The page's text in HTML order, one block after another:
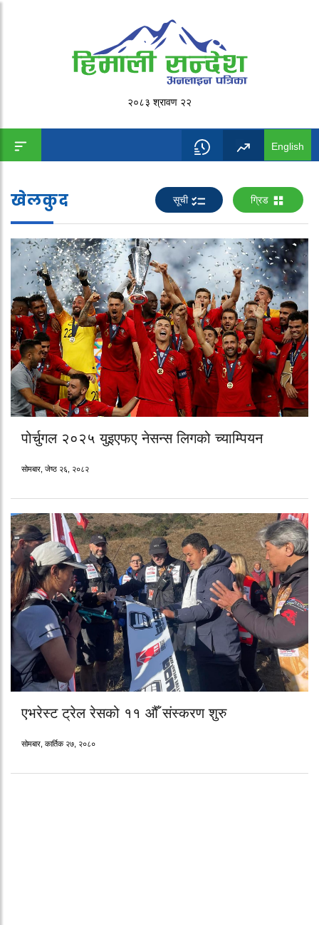
२०८३ श्रावण २२
English
खेलकुद सूची ग्रिड
पोर्चुगल २०२५ युइएफए नेसन्स लिगको च्याम्पियन
सोमबार, जेष्ठ २६, २०८२
एभरेस्ट ट्रेल रेसको ११ औँ संस्करण शुरु
सोमबार, कार्तिक २७, २०८०